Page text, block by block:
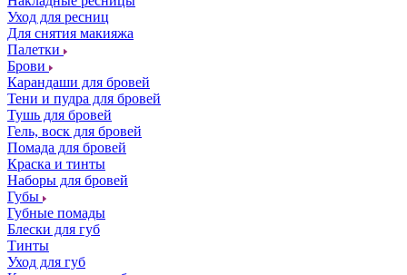
Уход для ресниц
Для снятия макияжа
Палетки
Брови
Карандаши для бровей
Тени и пудра для бровей
Тушь для бровей
Гель, воск для бровей
Помада для бровей
Краска и тинты
Наборы для бровей
Губы
Губные помады
Блески для губ
Тинты
Уход для губ